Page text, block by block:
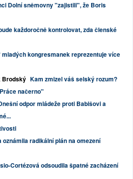
Dolní sněmovny "zajistili", že Boris
každoročně kontrolovat, zda členské
mladých kongresmanek reprezentuje více
Brodský Kam zmizel váš selský rozum?
načerno"
odpor mládeže proti Babišovi a
oznámila radikální plán na omezení
Cortézová odsoudila špatné zacházení